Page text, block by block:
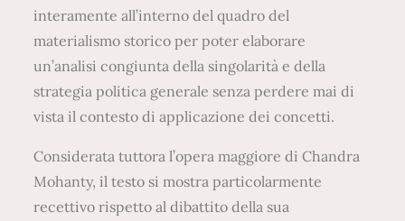
interamente all’interno del quadro del
materialismo storico per poter elaborare
un’analisi congiunta della singolarità e della
strategia politica generale senza perdere mai di
vista il contesto di applicazione dei concetti.
Considerata tuttora l’opera maggiore di Chandra
Mohanty, il testo si mostra particolarmente
recettivo rispetto al dibattito della sua